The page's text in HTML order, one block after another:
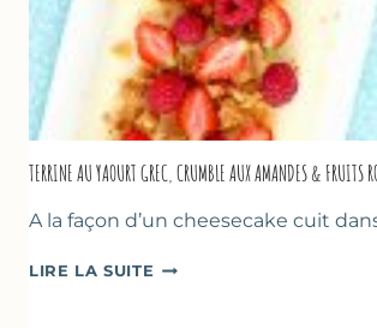
TERRINE AU YAOURT GREC, CRUMBLE AUX AMANDES & FRUITS
A la façon d’un cheesecake cuit
LIRE LA SUITE TERRINE